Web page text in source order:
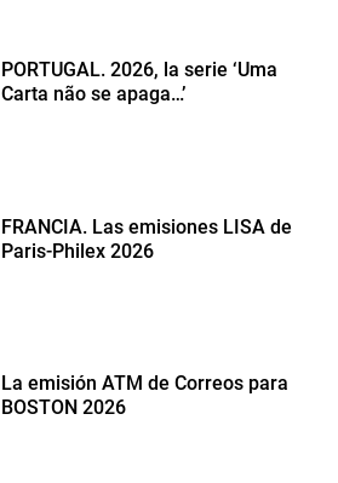
PORTUGAL. 2026, la serie ‘Uma
Carta não se apaga…’
FRANCIA. Las emisiones LISA de
Paris-Philex 2026
La emisión ATM de Correos para
BOSTON 2026